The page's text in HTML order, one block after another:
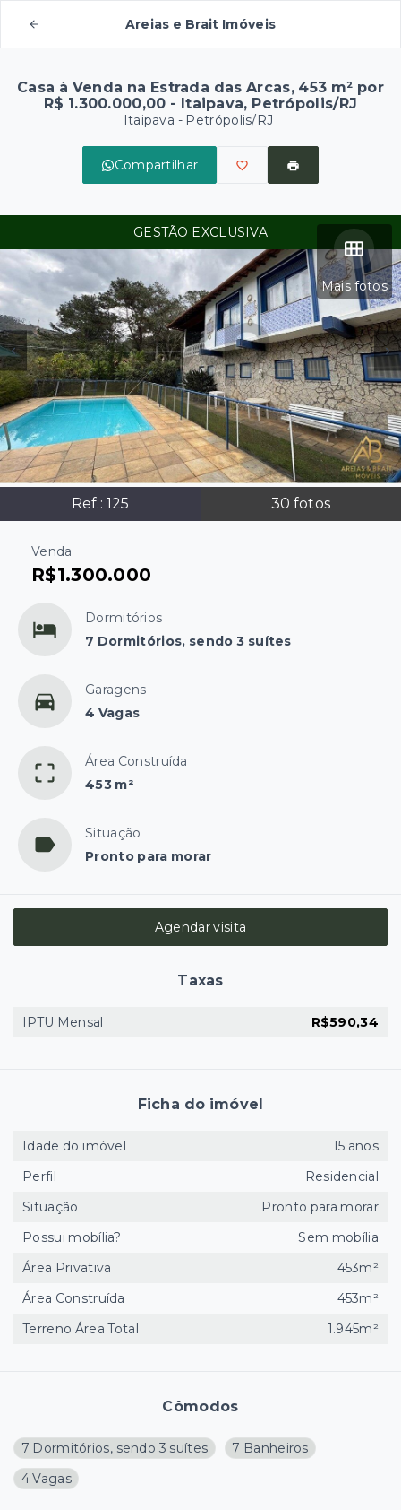
Areias e Brait Imóveis
Casa à Venda na Estrada das Arcas, 453 m² por
R$ 1.300.000,00 - Itaipava, Petrópolis/RJ
Itaipava - Petrópolis/RJ
Compartilhar
Mais fotos
Ref.: 125 30 fotos
GESTÃO EXCLUSIVA
Venda
R$1.300.000
Dormitórios
7 Dormitórios, sendo 3 suítes
Garagens
4 Vagas
Área Construída
453 m²
Situação
Pronto para morar
Cômodos
7 Dormitórios, sendo 3 suítes
7 Banheiros
4 Vagas
Agendar visita
Taxas
IPTU Mensal R$590,34
Ficha do imóvel
Idade do imóvel
15 anos
Perfil
Residencial
Situação
Pronto para morar
Possui mobília?
Sem mobília
Área Privativa
453m²
Área Construída
453m²
Terreno Área Total
1.945m²